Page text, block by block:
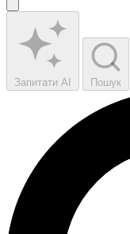
Запитати AI Пошук